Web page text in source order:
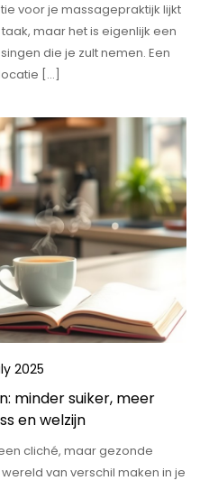
voor je massagepraktijk lijkt
maar het is eigenlijk een
die je zult nemen. Een
[…]
2025
minder suiker, meer
en welzijn
cliché, maar gezonde
van verschil maken in je